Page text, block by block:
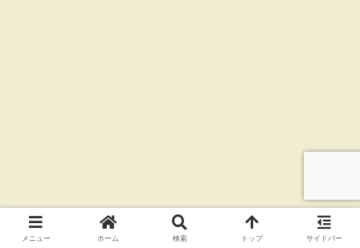
メニュー ホーム 検索 トップ サイドバー